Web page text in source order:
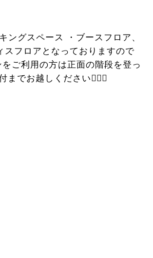
ングスペース ・ブースフロア、
スフロアとなっておりますので
をご利用の方は正面の階段を登っ
までお越しください💁🏻‍♀️